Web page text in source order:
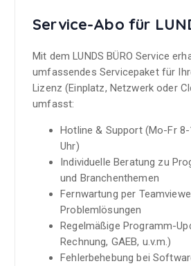
Service-Abo für
Mit dem LUNDS BÜRO Service
umfassendes Servicepaket für
Lizenz (Einplatz, Netzwerk oder
umfasst:
Hotline & Support (Mo-Fr
Uhr)
Individuelle Beratung zu
und Branchenthemen
Fernwartung per
Problemlösungen
Regelmäßige Programm-
Rechnung, GAEB, u.v.m.)
Fehlerbehebung bei